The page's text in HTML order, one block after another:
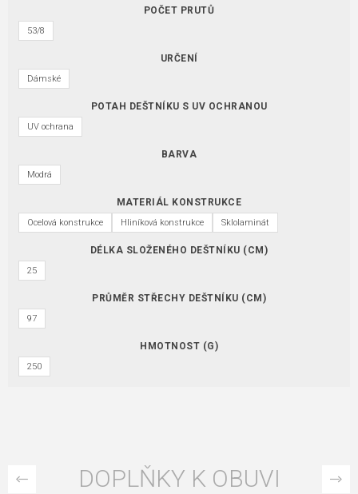
POČET PRUTŮ
53/8
URČENÍ
Dámské
POTAH DEŠTNÍKU S UV OCHRANOU
UV ochrana
BARVA
Modrá
MATERIÁL KONSTRUKCE
Ocelová konstrukce Hliníková konstrukce Sklolaminát
DÉLKA SLOŽENÉHO DEŠTNÍKU (CM)
25
PRŮMĚR STŘECHY DEŠTNÍKU (CM)
97
HMOTNOST (G)
250
DOPLŇKY K OBUVI